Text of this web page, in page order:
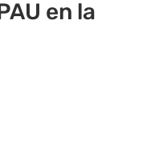
en la